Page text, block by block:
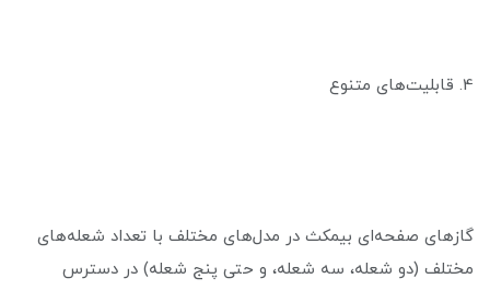
4. قابلیت‌های متنوع
گازهای صفحه‌ای بیمکث در مدل‌های مختلف با تعداد شعله‌های
مختلف (دو شعله، سه شعله، و حتی پنج شعله) در دسترس